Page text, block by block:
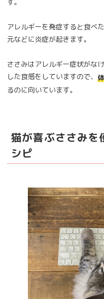
アレルギーを発症すると食べ
元などに炎症が起きます。
ささみはアレルギー症状がな
した食感をしていますので、
るのに向いています。
猫が喜ぶささみを
シピ